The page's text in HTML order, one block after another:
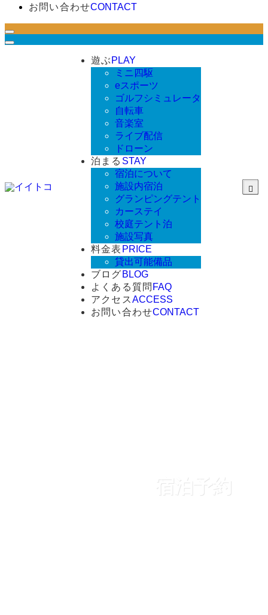
お問い合わせCONTACT
遊ぶ PLAY
ミニ四駆
eスポーツ
ゴルフシミュレータ
自転車
音楽室
ライブ配信
ドローン
泊まる STAY
宿泊について
施設内宿泊
グランピングテント
カーステイ
校庭テント泊
施設写真
料金表 PRICE
貸出可能備品
ブログ BLOG
よくある質問 FAQ
アクセスACCESS
お問い合わせCONTACT
宿泊予約